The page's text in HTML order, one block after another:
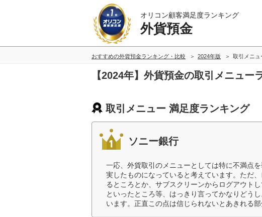
オリコン顧客満足度ランキング
外貨預金
おすすめの外貨預金ランキング・比較 2024年版 取引メニュ
【2024年】外貨預金の取引メニュー
取引メニュー 満足度ランキング
ソニー銀行
一応、外貨取引のメニューとしては特に不満点
実したものになっていると考えています。ただ
るところとか、サブスクリーンからログアウト
といったところ等、はっきり言ってかなりどう
います。正直この点は信じられないとあきれる